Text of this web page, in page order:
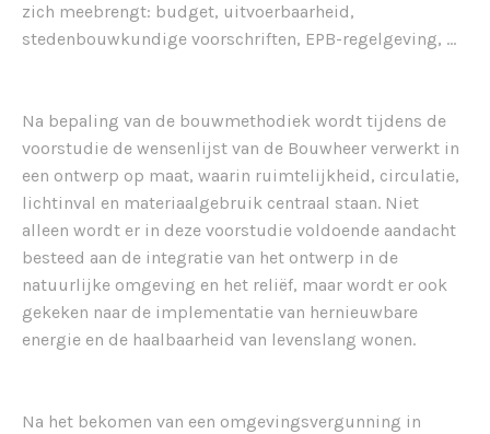
zich meebrengt: budget, uitvoerbaarheid,
stedenbouwkundige voorschriften, EPB-regelgeving, …
Na bepaling van de bouwmethodiek wordt tijdens de
voorstudie de wensenlijst van de Bouwheer verwerkt in
een ontwerp op maat, waarin ruimtelijkheid, circulatie,
lichtinval en materiaalgebruik centraal staan. Niet
alleen wordt er in deze voorstudie voldoende aandacht
besteed aan de integratie van het ontwerp in de
natuurlijke omgeving en het reliëf, maar wordt er ook
gekeken naar de implementatie van hernieuwbare
energie en de haalbaarheid van levenslang wonen.
Na het bekomen van een omgevingsvergunning in